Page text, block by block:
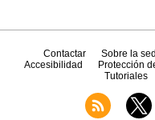
Contactar Sobre la
Accesibilidad
Protección
Tutoriales